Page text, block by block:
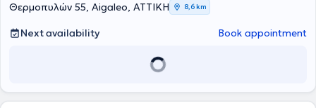
Θερμοπυλών 55, Aigaleo, ΑΤΤΙΚΗ
8,6 km
Next availability Book appointment